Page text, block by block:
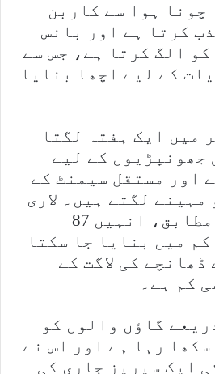
چونا ہوا سے کاربن
کرتا ہے اور بانس
الگ کرتا ہے، جس سے
کے لیے اچھا بنایا
میں ایک ہفتہ لگتا
جھونپڑیوں کے لیے
اور مستقل سیمنٹ کے
لگتے ہیں۔ لاری
کی این جی او کے مطابق، انہیں 87
میں بنایا جا سکتا
ڈھانچے کی لاگت کے
کم ہے۔
گاؤں والوں کو
رہا ہے اور اس نے
ایک سیریز جاری کی